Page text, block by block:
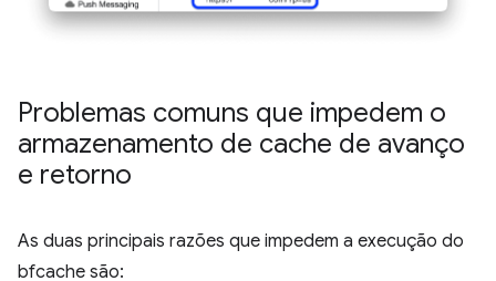
Problemas comuns que impedem o
armazenamento de cache de avanço
e retorno
As duas principais razões que impedem a execução do
bfcache são: